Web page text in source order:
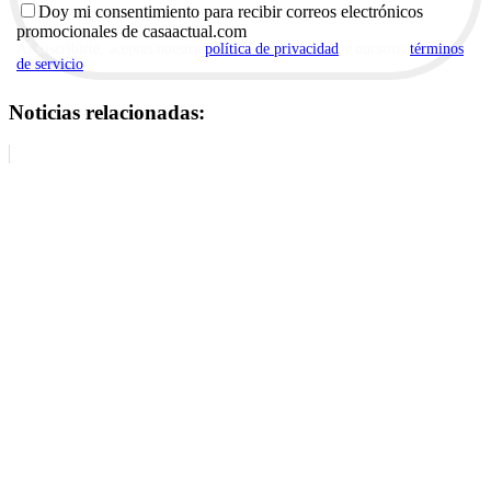
Doy mi consentimiento para recibir correos electrónicos
promocionales de casaactual.com
política de privacidad
términos
de servicio
Noticias relacionadas: